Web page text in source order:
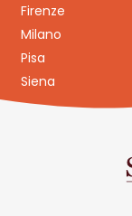
Firenze
Milano
Pisa
Siena